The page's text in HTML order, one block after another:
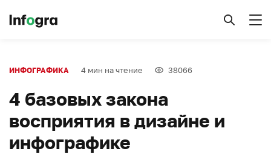
ИНФОГРАФИКА 4 мин на чтение 38066
4 базовых закона
восприятия в дизайне и
инфографике